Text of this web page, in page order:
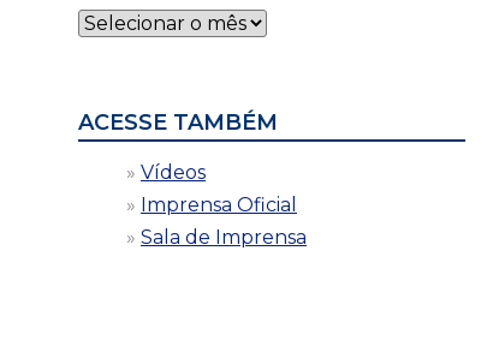
Notícias
por
ACESSE TAMBÉM
Vídeos
Imprensa Oficial
Sala de Imprensa